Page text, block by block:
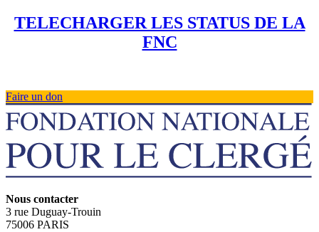
TELECHARGER LES STATUS DE LA
FNC
Faire un don
Nous contacter
3 rue Duguay-Trouin
75006 PARIS